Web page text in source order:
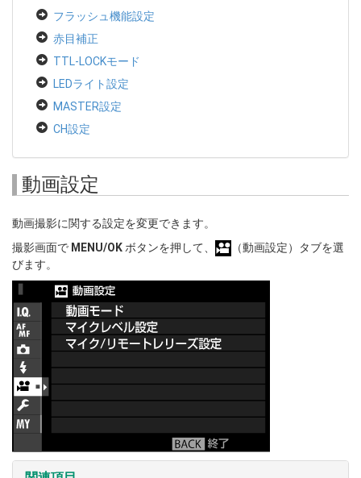
フラッシュ機能設定
赤目補正
TTL-LOCKモード
LEDライト設定
MASTER設定
CH設定
動画設定
動画撮影に関する設定を変更できます。
撮影画面で MENU/OK ボタンを押して、
（動画設定）タブを選
びます。